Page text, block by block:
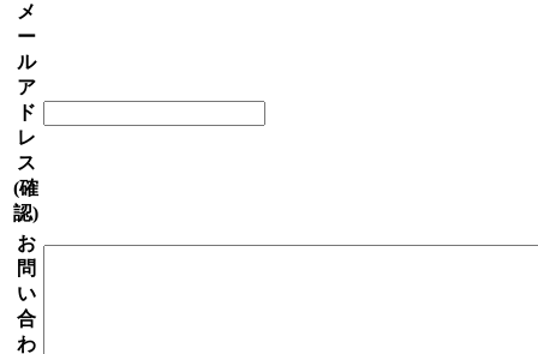
メ
ー
ル
ア
ド
レ
ス
(確
認)
お
問
い
合
わ